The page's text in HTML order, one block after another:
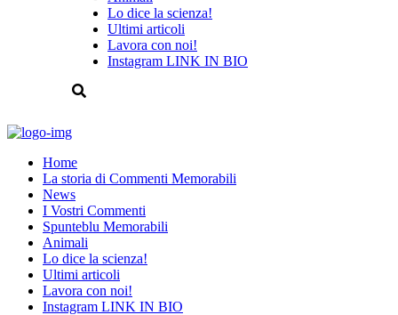
Lo dice la scienza!
Ultimi articoli
Lavora con noi!
Instagram LINK IN BIO
Home
La storia di Commenti Memorabili
News
I Vostri Commenti
Spunteblu Memorabili
Animali
Lo dice la scienza!
Ultimi articoli
Lavora con noi!
Instagram LINK IN BIO